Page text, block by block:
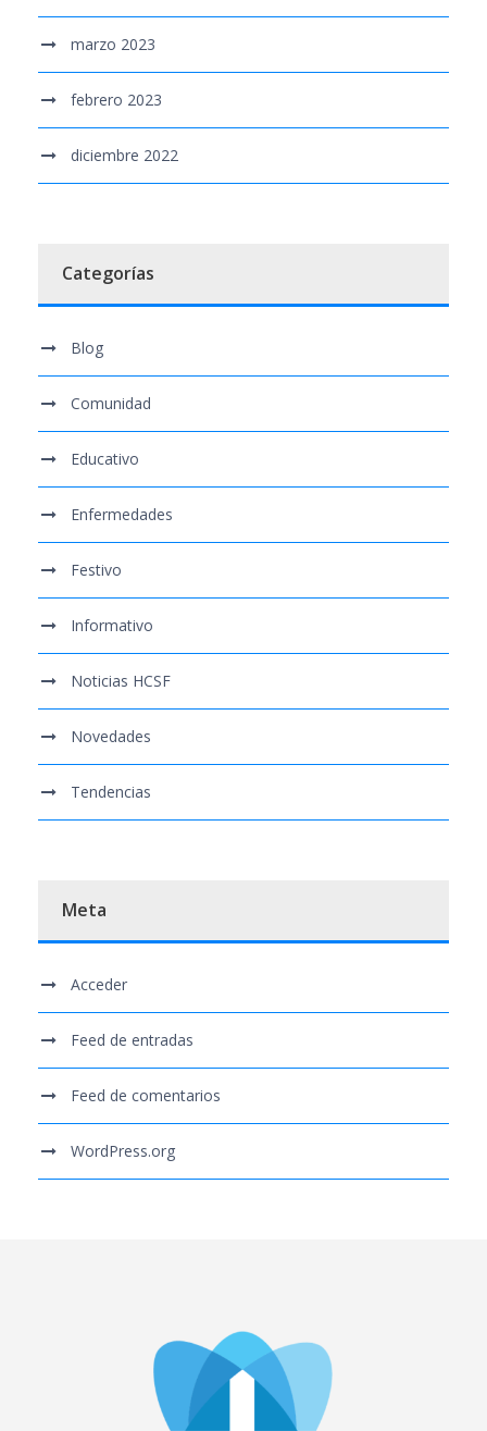
marzo 2023
febrero 2023
diciembre 2022
Categorías
Blog
Comunidad
Educativo
Enfermedades
Festivo
Informativo
Noticias HCSF
Novedades
Tendencias
Meta
Acceder
Feed de entradas
Feed de comentarios
WordPress.org